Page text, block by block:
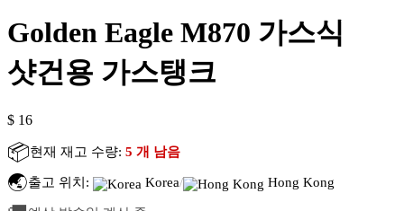
Golden Eagle M870 가스식
샷건용 가스탱크
$ 16
📦현재 재고 수량: 5 개 남음
🌏출고 위치: Korea/ Hong Kong